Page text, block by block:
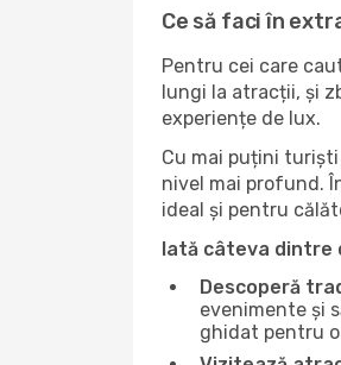
Ce să faci în
Pentru cei care
lungi la atracții, și
experiențe de lux.
Cu mai puțini turiști
nivel mai profund.
ideal și pentru
Iată câteva dintre
Descoperă
evenimente și
ghidat pentru